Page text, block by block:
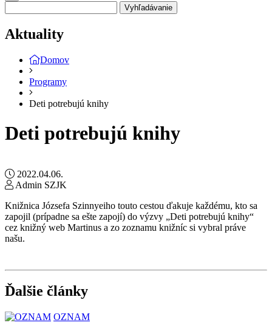
Vyhľadávanie
Aktuality
Domov
Programy
Deti potrebujú knihy
Deti potrebujú knihy
2022.04.06.
Admin SZJK
Knižnica Józsefa Szinnyeiho touto cestou ďakuje každému, kto sa
zapojil (prípadne sa ešte zapojí) do výzvy „Deti potrebujú knihy“
cez knižný web Martinus a zo zoznamu knižníc si vybral práve
našu.
Ďalšie články
OZNAM